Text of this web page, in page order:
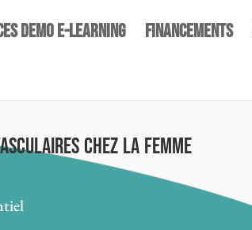
DEMO E-LEARNING Financements
chez la femme